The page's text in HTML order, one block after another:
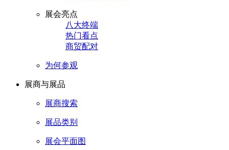
展会亮点
八大终端
热门看点
商贸配对
为何参观
展商与展品
展商搜索
展品类别
展会平面图